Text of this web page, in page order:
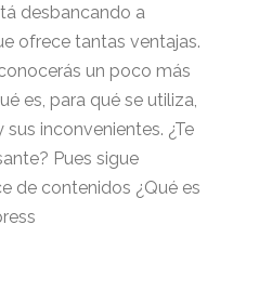
desbancando a
ofrece tantas ventajas.
un poco más
es, para qué se utiliza,
sus inconvenientes. ¿Te
Pues sigue
de contenidos ¿Qué es